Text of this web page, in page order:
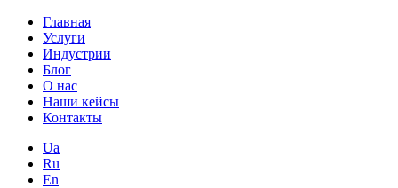
Главная
Услуги
Индустрии
Блог
О нас
Наши кейсы
Контакты
Ua
Ru
En